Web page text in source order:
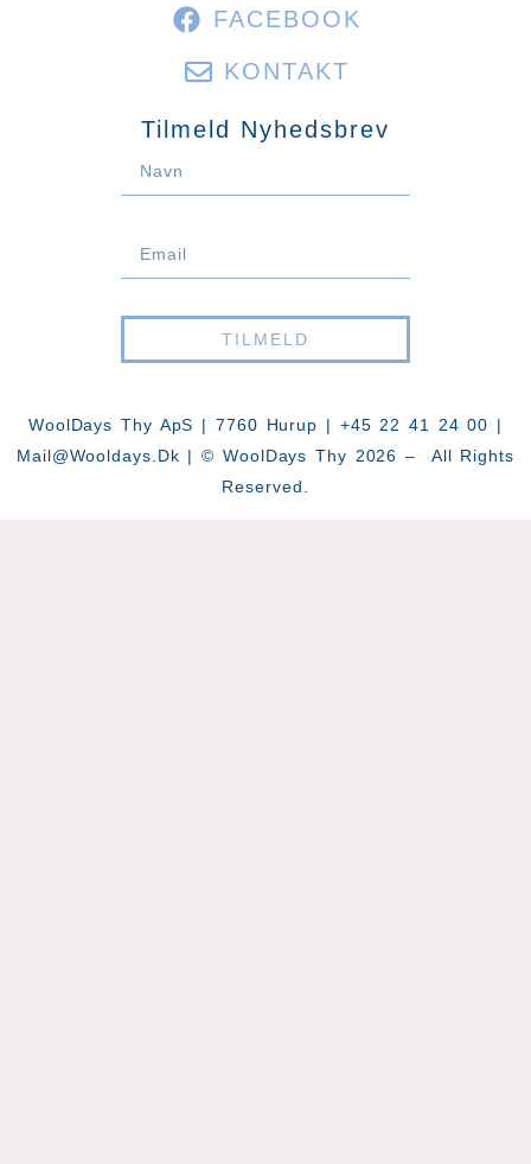
FACEBOOK
KONTAKT
Tilmeld Nyhedsbrev
TILMELD
WoolDays Thy ApS | 7760 Hurup | +45 22 41 24 00 |
Mail@wooldays.dk | © WoolDays Thy 2026 – All Rights
Reserved.